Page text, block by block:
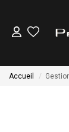
Accueil